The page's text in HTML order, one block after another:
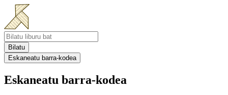
Bilatu
Eskaneatu barra-kodea
Eskaneatu barra-kodea